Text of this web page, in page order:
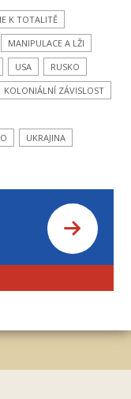
K TOTALITĚ
MANIPULACE A LŽI
USA
RUSKO
KOLONIÁLNÍ ZÁVISLOST
UKRAJINA